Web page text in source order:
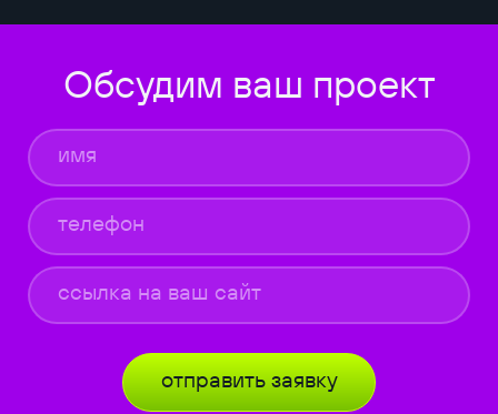
Обсудим ваш проект
отправить заявку